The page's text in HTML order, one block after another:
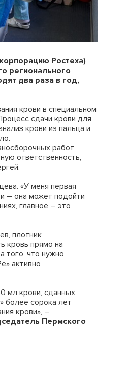
Ростеха)
регионального
два раза в год,
крови в специальном
сдачи крови для
крови из пальца и,
работ
ответственность,
«У меня первая
– она может подойти
главное – это
плотник
кровь прямо на
того, что нужно
активно
мл крови, сданных
более сорока лет
крови», –
Пермского